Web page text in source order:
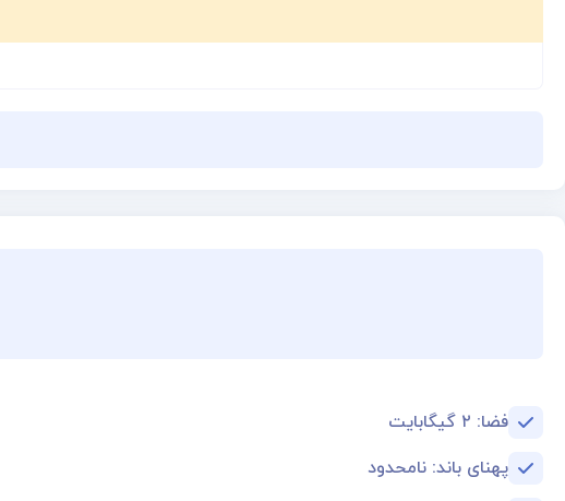
فضا: ۲ گیگابایت
پهنای باند: نامحدود